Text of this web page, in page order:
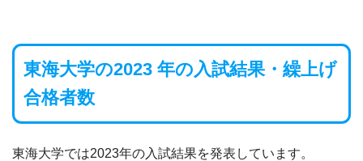
東海大学の2023 年の入試結果・繰上げ
合格者数
東海大学では2023年の入試結果を発表しています。